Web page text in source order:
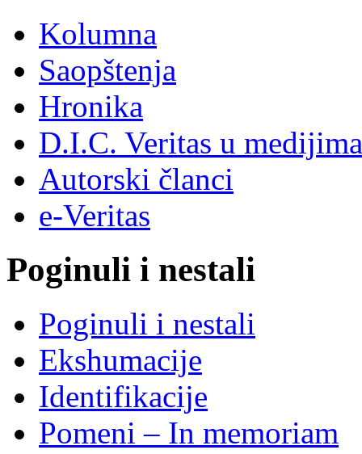
Kolumna
Saopštenja
Hronika
D.I.C. Veritas u medijima
Autorski članci
e-Veritas
Poginuli i nestali
Poginuli i nestali
Ekshumacije
Identifikacije
Pomeni – In memoriam